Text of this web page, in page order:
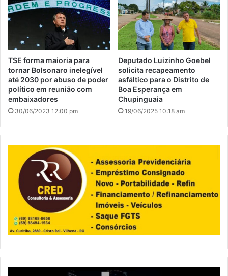
TSE forma maioria para
tornar Bolsonaro inelegível
até 2030 por abuso de poder
político em reunião com
embaixadores
30/06/2023 12:00 pm
Deputado Luizinho Goebel
solicita recapeamento
asfáltico para o Distrito de
Boa Esperança em
Chupinguaia
19/06/2025 10:18 am